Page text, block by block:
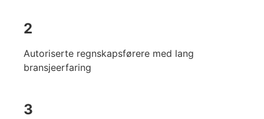
2
Autoriserte regnskapsførere med lang
bransjeerfaring
3